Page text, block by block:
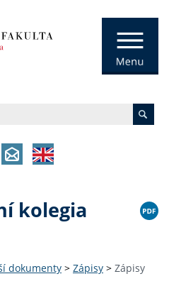
kolegia
dokumenty > Zápisy > Zápisy